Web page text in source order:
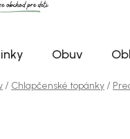
Obuv
/ Chlapčenské topánky /